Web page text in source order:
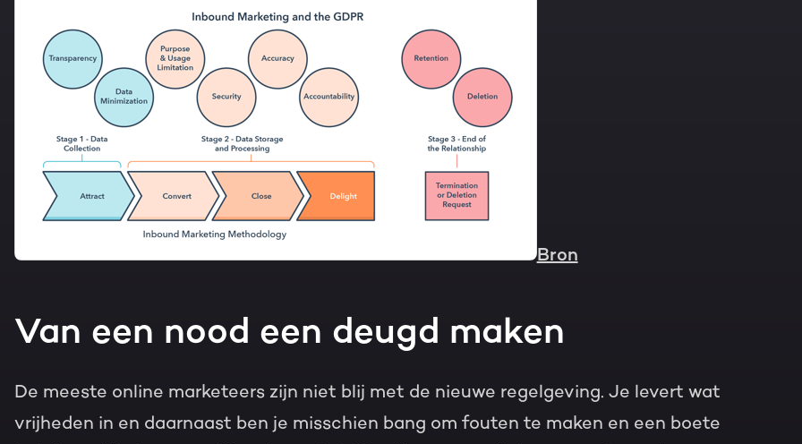
Bron
Van een nood een deugd maken
De meeste online marketeers zijn niet blij met de nieuwe regelgeving. Je levert wat
vrijheden in en daarnaast ben je misschien bang om fouten te maken en een boete